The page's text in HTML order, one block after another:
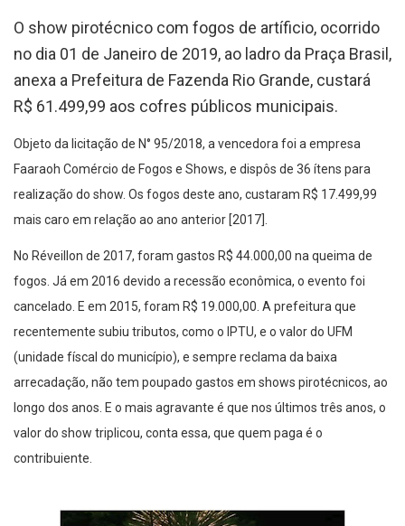
O show pirotécnico com fogos de artíficio, ocorrido
no dia 01 de Janeiro de 2019, ao ladro da Praça Brasil,
anexa a Prefeitura de Fazenda Rio Grande, custará
R$ 61.499,99 aos cofres públicos municipais.
Objeto da licitação de N° 95/2018, a vencedora foi a empresa
Faaraoh Comércio de Fogos e Shows, e dispôs de 36 ítens para
realização do show. Os fogos deste ano, custaram R$ 17.499,99
mais caro em relação ao ano anterior [2017].
No Réveillon de 2017, foram gastos R$ 44.000,00 na queima de
fogos. Já em 2016 devido a recessão econômica, o evento foi
cancelado. E em 2015, foram R$ 19.000,00. A prefeitura que
recentemente subiu tributos, como o IPTU, e o valor do UFM
(unidade físcal do município), e sempre reclama da baixa
arrecadação, não tem poupado gastos em shows pirotécnicos, ao
longo dos anos. E o mais agravante é que nos últimos três anos, o
valor do show triplicou, conta essa, que quem paga é o
contribuiente.